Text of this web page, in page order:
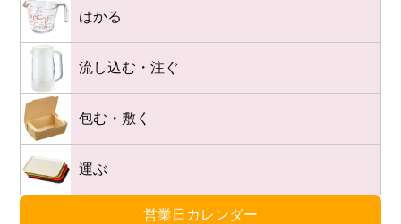
営業日カレンダー
はかる
流し込む・注ぐ
包む・敷く
運ぶ